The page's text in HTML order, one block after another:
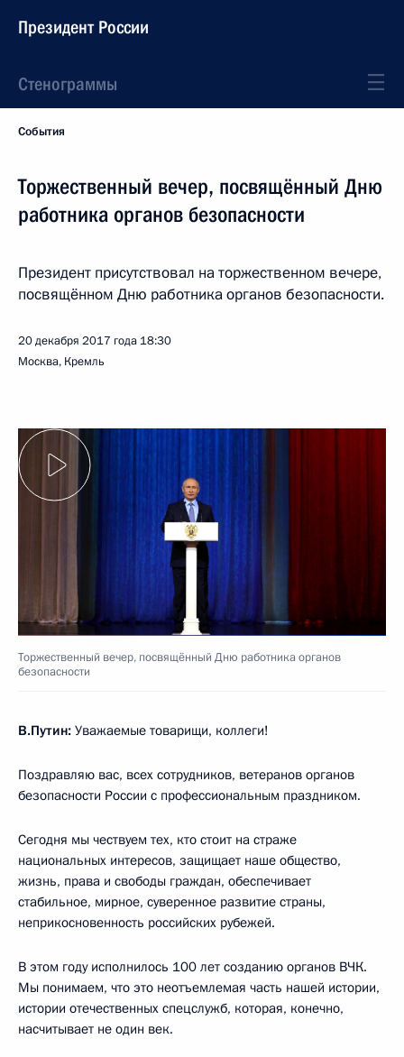
Президент России
Стенограммы
События
Торжественный вечер, посвящённый Дню
работника органов безопасности
Президент присутствовал на торжественном вечере,
посвящённом Дню работника органов безопасности.
20 декабря 2017 года 18:30
Москва, Кремль
Торжественный вечер, посвящённый Дню работника органов
безопасности
В.Путин: Уважаемые товарищи, коллеги!
Поздравляю вас, всех сотрудников, ветеранов органов
безопасности России с профессиональным праздником.
Сегодня мы чествуем тех, кто стоит на страже
национальных интересов, защищает наше общество,
жизнь, права и свободы граждан, обеспечивает
стабильное, мирное, суверенное развитие страны,
неприкосновенность российских рубежей.
В этом году исполнилось 100 лет созданию органов ВЧК.
Мы понимаем, что это неотъемлемая часть нашей истории,
истории отечественных спецслужб, которая, конечно,
насчитывает не один век.